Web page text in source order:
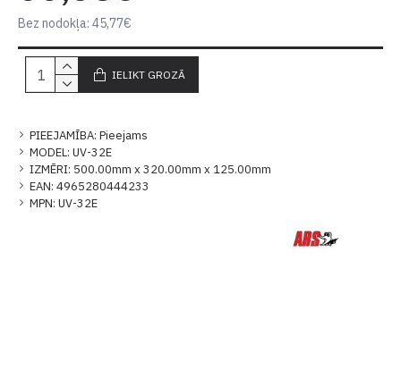
PIEEJAMĪBA: Pieejams
MODEL: UV-32E
IZMĒRI: 500.00mm x 320.00mm x 125.00mm
EAN: 4965280444233
MPN: UV-32E
Bez nodokļa: 45,77€
IELIKT GROZĀ